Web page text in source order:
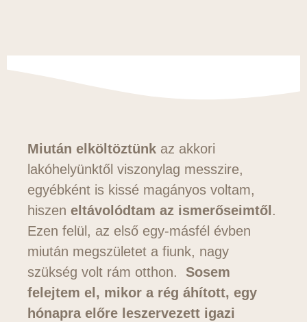
Miután elköltöztünk az akkori
lakóhelyünktől viszonylag messzire,
egyébként is kissé magányos voltam,
hiszen eltávolódtam az ismerőseimtől .
Ezen felül, az első egy-másfél évben
miután megszületet a fiunk, nagy
szükség volt rám otthon. Sosem
felejtem el, mikor a rég áhított, egy
hónapra előre leszervezett igazi